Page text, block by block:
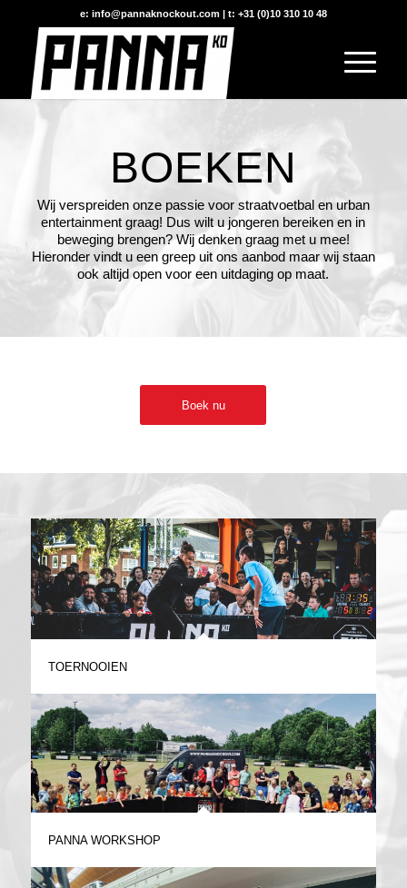
e: info@pannaknockout.com | t: +31 (0)10 310 10 48
BOEKEN
Wij verspreiden onze passie voor straatvoetbal en urban
entertainment graag! Dus wilt u jongeren bereiken en in
beweging brengen? Wij denken graag met u mee!
Hieronder vindt u een greep uit ons aanbod maar wij staan
ook altijd open voor een uitdaging op maat.
Boek nu
TOERNOOIEN
PANNA WORKSHOP